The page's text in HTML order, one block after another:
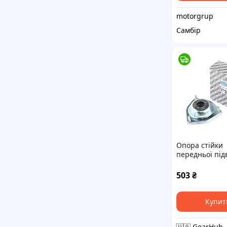
motorgrup
Самбір
Опора стійки
передньої
підшипником)
"люстра"
503₴